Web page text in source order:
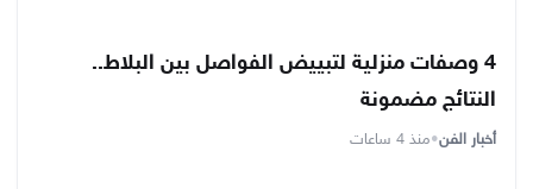
4 وصفات منزلية لتبييض الفواصل بين البلاط..
النتائج مضمونة
أخبار الفن•منذ 4 ساعات